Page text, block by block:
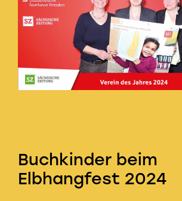
Buchkinder beim
Elbhangfest 2024